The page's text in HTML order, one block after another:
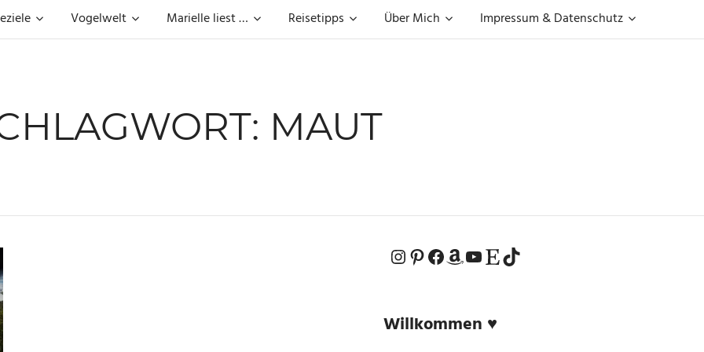
Vogelwelt Marielle liest … Reisetipps Über Mich Impressum & Datenschutz
MAUT
Instagram
Pinterest
Facebook
Amazon
YouTube
Etsy-ShopTikTok
Willkommen ♥